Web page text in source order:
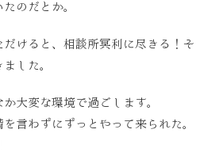
のだとか。
けると、相談所冥利に尽きる！そ
した。
大変な環境で過ごします。
言わずにずっとやって来られた。